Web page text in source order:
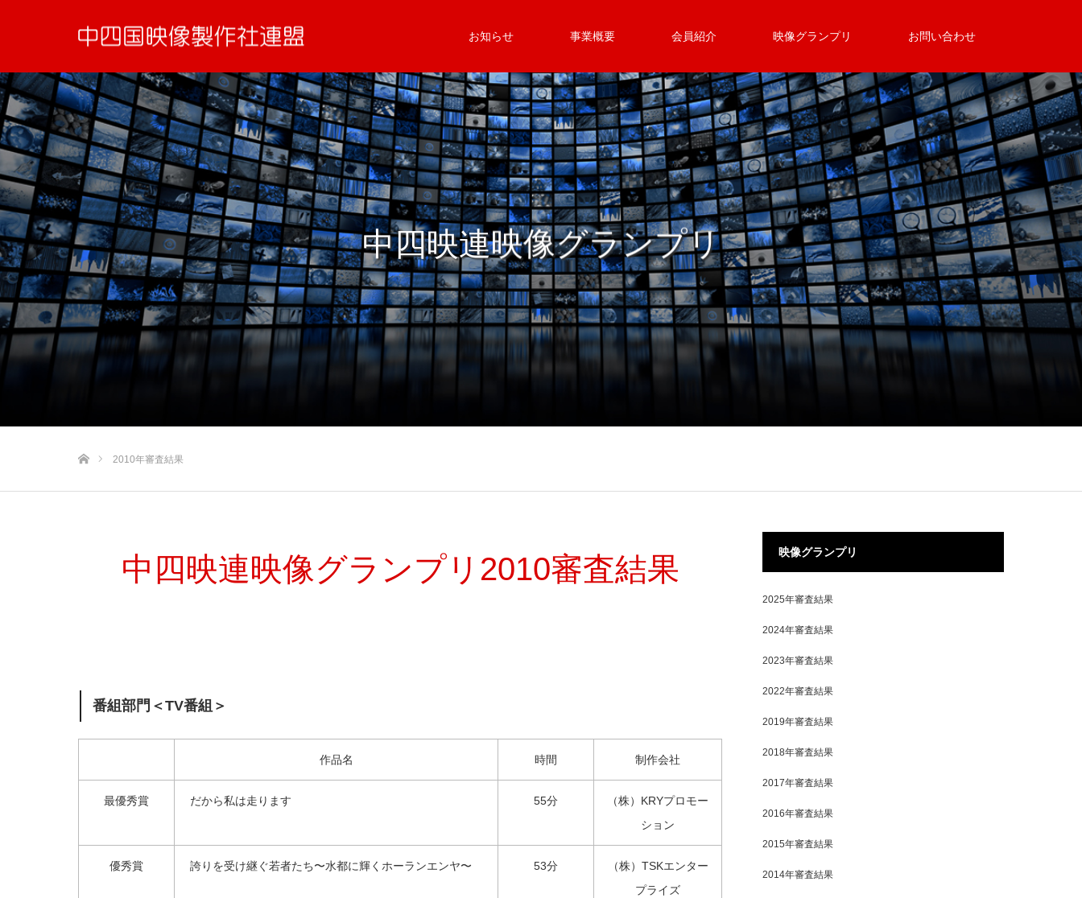
お知らせ 事業概要 会員紹介 映像グランプリ お問い合わせ
中四映連映像グランプリ
2010年審査結果
中四映連映像グランプリ2010審査結果
番組部門＜TV番組＞
作品名 時間 制作会社
最優秀賞 だから私は走ります 55分
（株）KRYプロモー
ション
優秀賞 誇りを受け継ぐ若者たち〜水都に輝くホーランエンヤ〜 53分
（株）TSKエンター
プライズ
映像グランプリ
2025年審査結果
2024年審査結果
2023年審査結果
2022年審査結果
2019年審査結果
2018年審査結果
2017年審査結果
2016年審査結果
2015年審査結果
2014年審査結果